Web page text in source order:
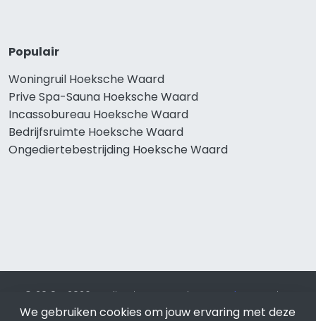
Populair
Woningruil Hoeksche Waard
Prive Spa-Sauna Hoeksche Waard
Incassobureau Hoeksche Waard
Bedrijfsruimte Hoeksche Waard
Ongediertebestrijding Hoeksche Waard
© 2019 - 2026 Realisatie en SEO door SEO-bureau
Lion
Internet. Betaal alleen voor bewezen resultaten?SEO
We gebruiken cookies om jouw ervaring met deze